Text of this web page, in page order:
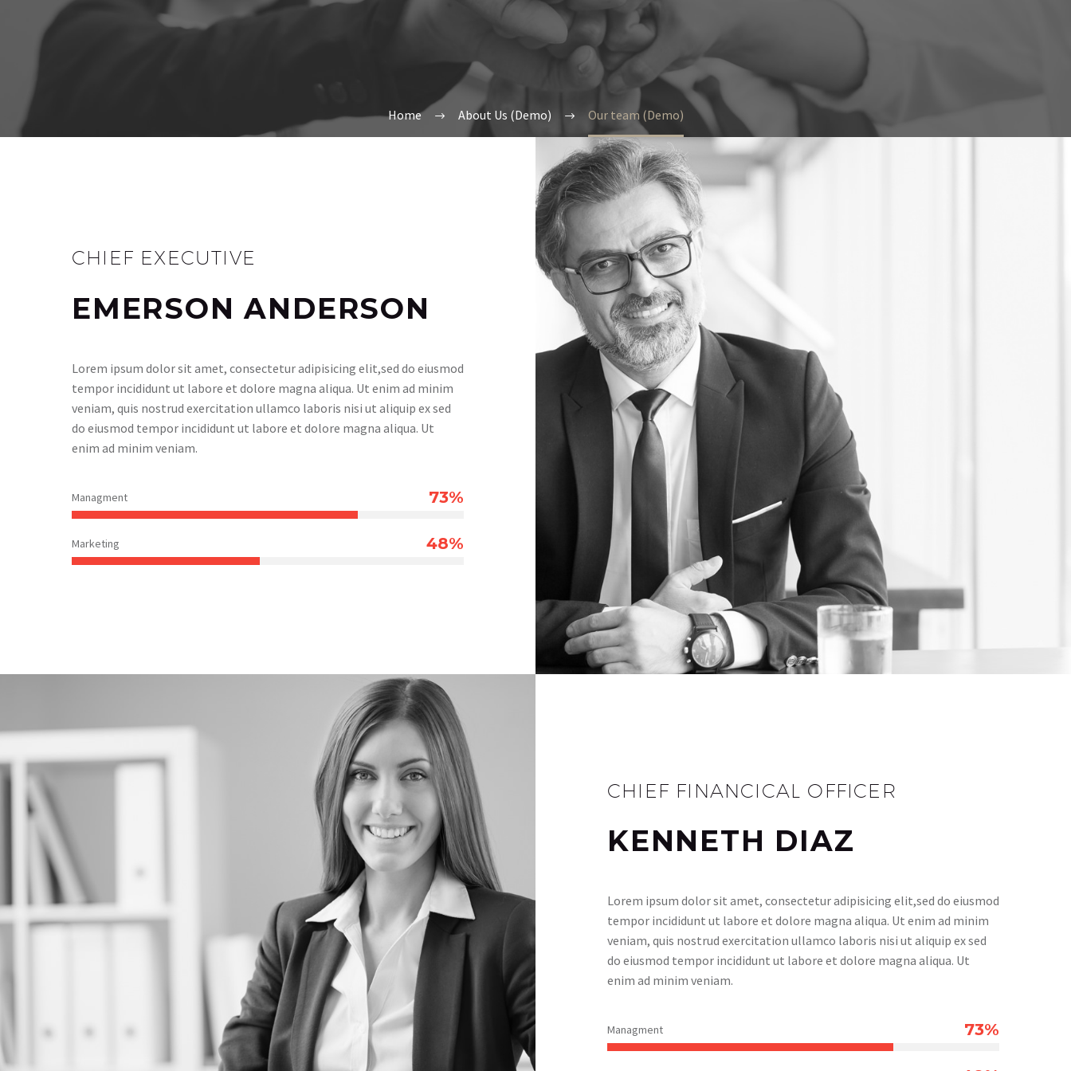
Home About Us (Demo) Our team (Demo)
CHIEF EXECUTIVE
EMERSON ANDERSON
Lorem ipsum dolor sit amet, consectetur adipisicing elit,sed do eiusmod
tempor incididunt ut labore et dolore magna aliqua. Ut enim ad minim
veniam, quis nostrud exercitation ullamco laboris nisi ut aliquip ex sed
do eiusmod tempor incididunt ut labore et dolore magna aliqua. Ut
enim ad minim veniam.
Managment 73%
Marketing 48%
CHIEF FINANCICAL OFFICER
KENNETH DIAZ
Lorem ipsum dolor sit amet, consectetur adipisicing elit,sed do eiusmod
tempor incididunt ut labore et dolore magna aliqua. Ut enim ad minim
veniam, quis nostrud exercitation ullamco laboris nisi ut aliquip ex sed
do eiusmod tempor incididunt ut labore et dolore magna aliqua. Ut
enim ad minim veniam.
Managment 73%